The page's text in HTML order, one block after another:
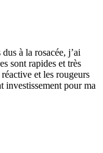
à la rosacée, j’ai
sont rapides et très
et les rougeurs
pour ma